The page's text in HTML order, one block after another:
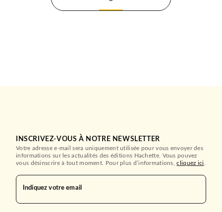
INSCRIVEZ-VOUS À NOTRE NEWSLETTER
Votre adresse e-mail sera uniquement utilisée pour vous envoyer des
informations sur les actualités des éditions Hachette. Vous pouvez
vous désinscrire à tout moment. Pour plus d’informations,cliquez ici.
Indiquez votre email